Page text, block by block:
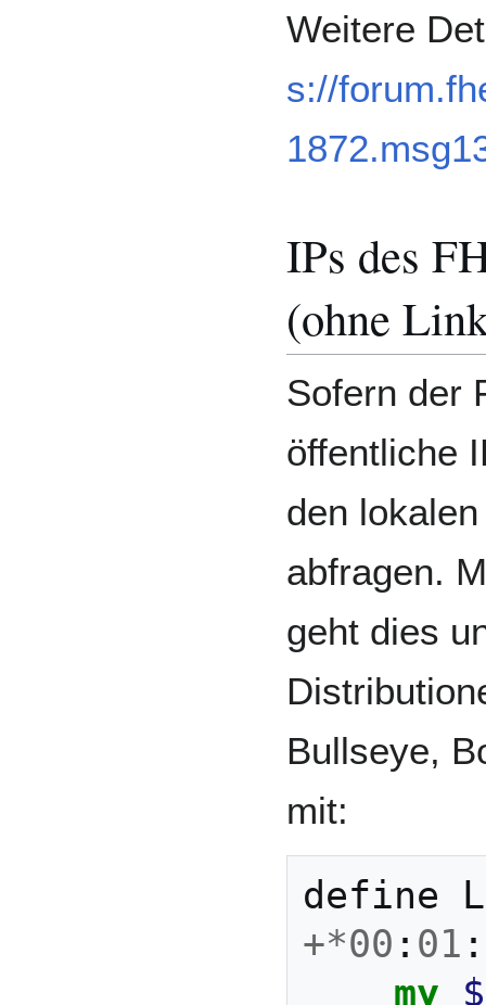
Weitere
s://
IPs des
(ohne
Sofern der
öffentliche
den
abfragen.
geht dies
Bullseye,
mit:
define
+*00 : 01 :
my